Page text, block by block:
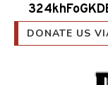
DONATE US